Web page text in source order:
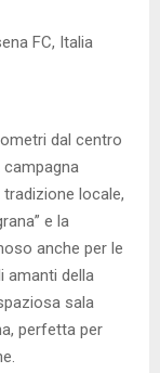
FC, Italia
dal centro
campagna
locale,
e la
anche per le
amanti della
sala
perfetta per